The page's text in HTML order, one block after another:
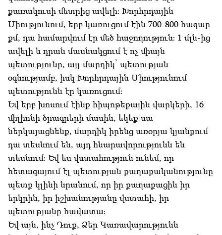
քառակուսի մետրից ավելի։ Խորհրդային
Միությունում, երբ կառուցում էին 700-800 հազար
քմ, դա համարվում էր մեծ հաջողություն։ 1 մլն-ից
ավելի և դրան մասնակցում է ոչ միայն
պետությունը, այլ մարդիկ՝ պետության
օգնությամբ, իսկ Խորհրդային Միությունում
պետությունն էր կառուցում։
Եվ երբ խոսում էինք հիպոթեքային վարկերի, 16
միլիոնի ծրագրերի մասին, եկեք սա
ներկայացնենք, մարդիկ իրենց առօրյա կյանքում
դա տեսնում են, այդ հնարավորությունն են
տեսնում։ Եվ ես վստահություն ունեմ, որ
հետագայում էլ պետության քաղաքականությունը
պետք կլինի նրանում, որ իր քաղաքացին իր
երկրին, իր իշխանությանը վստահի, իր
պետությանը հավատա։
Եվ այն, ինչ Դուք, Ձեր Կառավարությունն